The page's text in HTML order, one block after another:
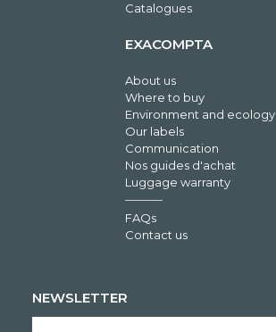
Catalogues
EXACOMPTA
About us
Where to buy
Environment and ecology
Our labels
Communication
Nos guides d'achat
Luggage warranty
FAQs
Contact us
NEWSLETTER